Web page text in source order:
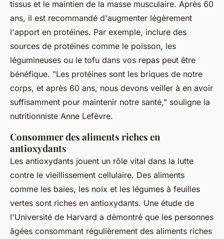
tissus et le maintien de la masse musculaire. Après 60
ans, il est recommandé d'augmenter légèrement
l'apport en protéines. Par exemple, inclure des
sources de protéines comme le poisson, les
légumineuses ou le tofu dans vos repas peut être
bénéfique. "Les protéines sont les briques de notre
corps, et après 60 ans, nous devons veiller à en avoir
suffisamment pour maintenir notre santé," souligne la
nutritionniste Anne Lefèvre.
Consommer des aliments riches en
antioxydants
Les antioxydants jouent un rôle vital dans la lutte
contre le vieillissement cellulaire. Des aliments
comme les baies, les noix et les légumes à feuilles
vertes sont riches en antioxydants. Une étude de
l'Université de Harvard a démontré que les personnes
âgées consommant régulièrement des aliments riches